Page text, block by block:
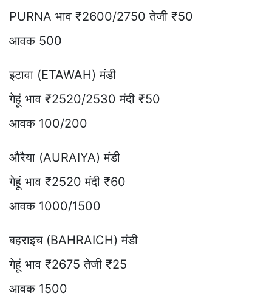
PURNA भाव ₹2600/2750 तेजी ₹50
आवक 500
इटावा (ETAWAH) मंडी
गेहूं भाव ₹2520/2530 मंदी ₹50
आवक 100/200
औरैया (AURAIYA) मंडी
गेहूं भाव ₹2520 मंदी ₹60
आवक 1000/1500
बहराइच (BAHRAICH) मंडी
गेहूं भाव ₹2675 तेजी ₹25
आवक 1500